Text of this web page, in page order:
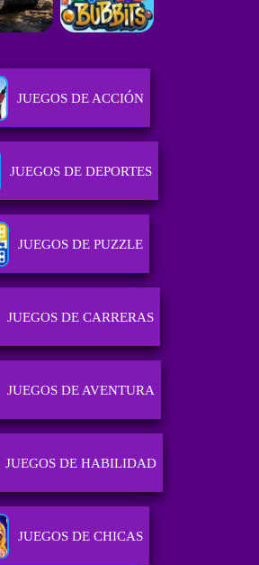
JUEGOS DE ACCIÓN
JUEGOS DE DEPORTES
JUEGOS DE PUZZLE
JUEGOS DE CARRERAS
JUEGOS DE AVENTURA
JUEGOS DE HABILIDAD
JUEGOS DE CHICAS